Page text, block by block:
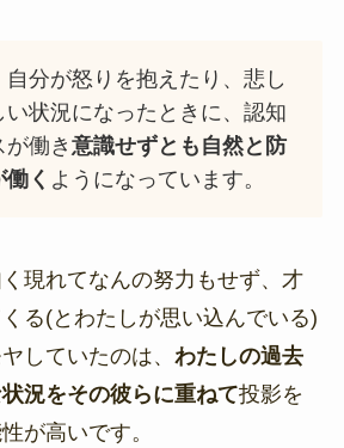
自分が怒りを抱えたり、悲し
い状況になったときに、認知
が働き意識せずとも自然と防
く ようになっています。
現れてなんの努力もせず、才
る(とわたしが思い込んでいる)
していたのは、 わたしの過去
況をその彼らに重ねて投影を
が高いです。